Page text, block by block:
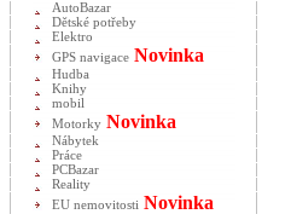
AutoBazar
Dětské potřeby
Elektro
GPS navigace Novinka
Hudba
Knihy
mobil
Motorky Novinka
Nábytek
Práce
PCBazar
Reality
EU nemovitosti Novinka